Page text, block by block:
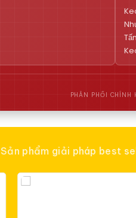
PHÂN PHỐI CHÍNH
Sản phẩm giải pháp best